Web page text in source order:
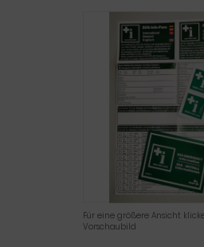
Für eine größere Ansicht
Vorschaubild